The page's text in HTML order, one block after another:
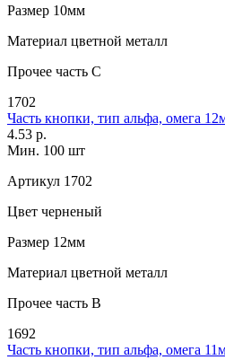
Размер 10мм
Материал цветной металл
Прочее часть С
1702
Часть кнопки, тип альфа, омега
4.53 р.
Мин. 100 шт
Артикул 1702
Цвет черненый
Размер 12мм
Материал цветной металл
Прочее часть В
1692
Часть кнопки, тип альфа, омега